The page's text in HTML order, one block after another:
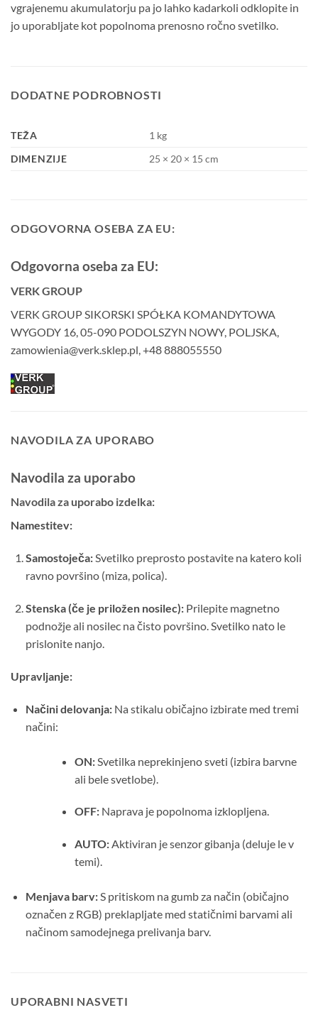
vgrajenemu akumulatorju pa jo lahko kadarkoli odklopite in
jo uporabljate kot popolnoma prenosno ročno svetilko.
DODATNE PODROBNOSTI
TEŽA
1 kg
DIMENZIJE
25 × 20 × 15 cm
ODGOVORNA OSEBA ZA EU:
Odgovorna oseba za EU:
VERK GROUP
VERK GROUP SIKORSKI SPÓŁKA KOMANDYTOWA
WYGODY 16, 05-090 PODOLSZYN NOWY, POLJSKA,
zamowienia@verk.sklep.pl, +48 888055550
NAVODILA ZA UPORABO
Navodila za uporabo
Navodila za uporabo izdelka:
Namestitev:
Samostoječa:Svetilko preprosto postavite na katero koli
ravno površino (miza, polica).
Stenska (če je priložen nosilec):Prilepite magnetno
podnožje ali nosilec na čisto površino. Svetilko nato le
prislonite nanjo.
Upravljanje:
Načini delovanja:Na stikalu običajno izbirate med tremi
načini:
ON:Svetilka neprekinjeno sveti (izbira barvne
ali bele svetlobe).
OFF:Naprava je popolnoma izklopljena.
AUTO:Aktiviran je senzor gibanja (deluje le v
temi).
Menjava barv:S pritiskom na gumb za način (običajno
označen z RGB) preklapljate med statičnimi barvami ali
načinom samodejnega prelivanja barv.
UPORABNI NASVETI